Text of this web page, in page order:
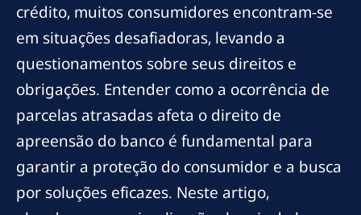
crédito, muitos consumidores encontram-se
em situações desafiadoras, levando a
questionamentos sobre seus direitos e
obrigações. Entender como a ocorrência de
parcelas atrasadas afeta o direito de
apreensão do banco é fundamental para
garantir a proteção do consumidor e a busca
por soluções eficazes. Neste artigo,